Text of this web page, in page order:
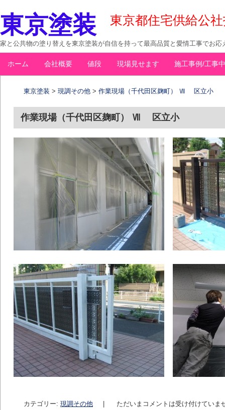
東京塗装
家と公共物の塗り替えを東京塗装が自信を持って最高品質と愛情工事でお
東京都住宅供給公
メインメニュー
コ
ホーム 会社概要 値段 現場見せます 施工事例/工事
東京塗装 >現調その他 >作業現場（千代田区麹町） Ⅶ 区立小
作業現場（千代田区麹町） Ⅶ 区立小
カテゴリー:現調その他 ただいまコメントは受け付けていま